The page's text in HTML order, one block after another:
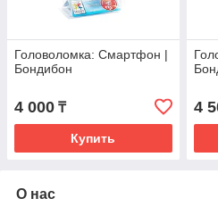
Головоломка: Смартфон |
Бондибон
4 000 ₸
Купить
4
О нас